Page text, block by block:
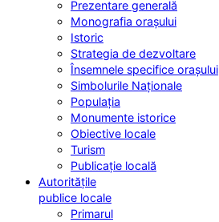
Prezentare generală
Monografia orașului
Istoric
Strategia de dezvoltare
Însemnele specifice orașului
Simbolurile Naționale
Populația
Monumente istorice
Obiective locale
Turism
Publicație locală
Autoritățile
publice locale
Primarul